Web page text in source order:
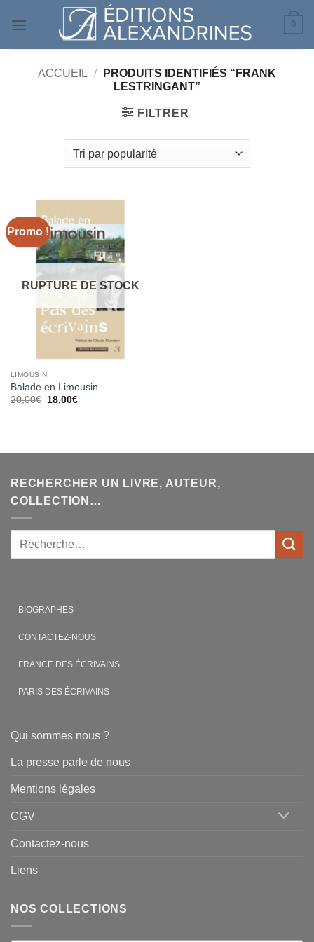
ACCUEIL /
PRODUITS IDENTIFIÉS “FRANK
LESTRINGANT”
FILTRER
Promo !
RUPTURE DE STOCK
LIMOUSIN
Balade en Limousin
20,00€
Le
18,00€Le
RECHERCHER UN LIVRE, AUTEUR,
COLLECTION…
BIOGRAPHES
CONTACTEZ-NOUS
FRANCE DES ÉCRIVAINS
PARIS DES ÉCRIVAINS
Qui sommes nous ?
La presse parle de nous
Mentions légales
CGV
Contactez-nous
Liens
NOS COLLECTIONS